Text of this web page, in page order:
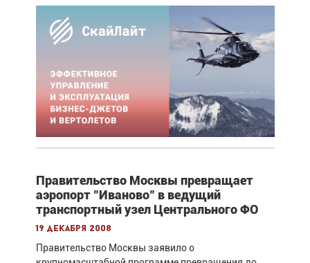
Правительство Москвы превращает
аэропорт "Иваново" в ведущий
транспортный узел Центрального ФО
19 декабря 2008
Правительство Москвы заявило о